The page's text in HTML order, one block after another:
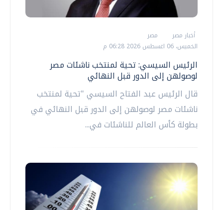
أخبار مصر
مصر
الخميس، 06 اغسطس 2026 06:28 م
الرئيس السيسي: تحية لمنتخب ناشئات مصر
لوصولهن إلى الدور قبل النهائي
قال الرئيس عبد الفتاح السيسي "تحية لمنتخب
ناشئات مصر لوصولهن إلى الدور قبل النهائي في
بطولة كأس العالم للناشئات في...